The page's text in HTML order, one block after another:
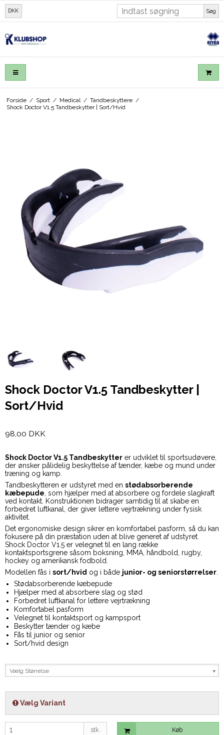
DKK Søg
Forside / Sport / Medical / Tandbeskyttere /
Shock Doctor V1.5 Tandbeskytter | Sort/Hvid
Shock Doctor V1.5 Tandbeskytter |
Sort/Hvid
98,00 DKK
Shock Doctor V1.5 Tandbeskytter er udviklet til sportsudøvere,
der ønsker pålidelig beskyttelse af tænder, kæbe og mund under
træning og kamp.
Tandbeskytteren er udstyret med en stødabsorberende
kæbepude , som hjælper med at absorbere og fordele slagkraft
ved kontakt. Konstruktionen bidrager samtidig til at skabe en
forbedret luftkanal, der giver lettere vejrtrækning under fysisk
aktivitet.
Det ergonomiske design sikrer en komfortabel pasform, så du kan
fokusere på din præstation uden at blive generet af udstyret.
Shock Doctor V1.5 er velegnet til en lang række
kontaktsportsgrene såsom boksning, MMA, håndbold, rugby,
hockey og amerikansk fodbold.
Modellen fås i sort/hvid og i både junior- og seniorstørrelser
Stødabsorberende kæbepude
Hjælper med at absorbere slag og stød
Forbedret luftkanal for lettere vejrtrækning
Komfortabel pasform
Velegnet til kontaktsport og kampsport
Beskytter tænder og kæbe
Fås til junior og senior
Sort/hvid design
Vælg Størrelse
Vælg Variant
stk. Køb